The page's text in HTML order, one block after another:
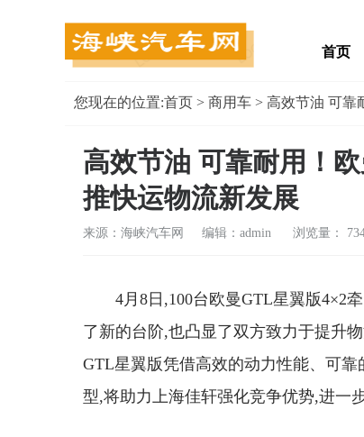
首页
您现在的位置:首页 > 商用车 > 高效节油 可靠
高效节油 可靠耐用！
推快运物流新发展
来源：海峡汽车网 编辑：admin 浏览量：
4月8日,100台欧曼GTL星翼版4×2
了新的台阶,也凸显了双方致力于提升
GTL星翼版凭借高效的动力性能、可
型,将助力上海佳轩强化竞争优势,进一